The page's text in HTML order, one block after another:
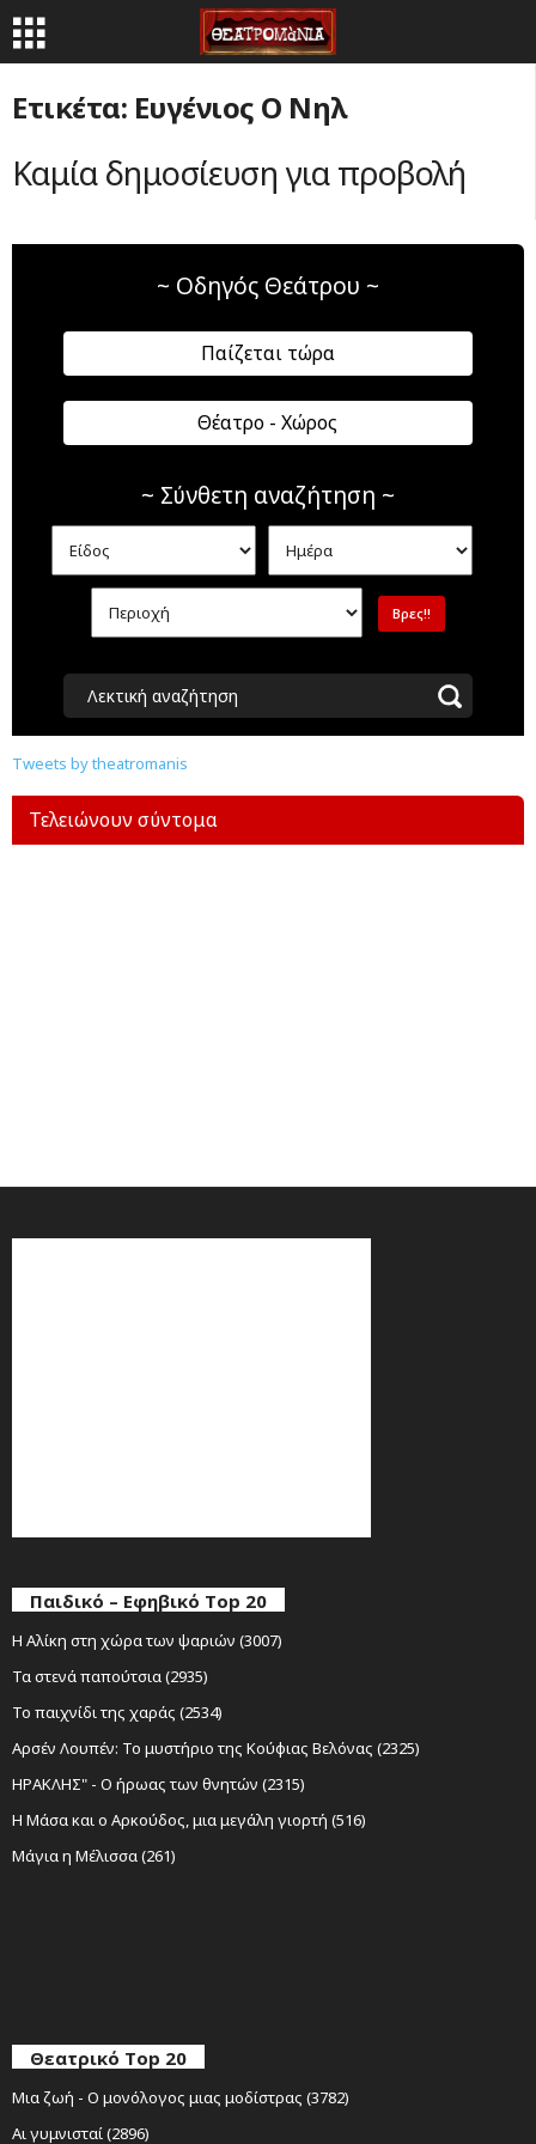
Ετικέτα: Ευγένιος Ο Νηλ
Καμία δημοσίευση για προβολή
~ Οδηγός Θεάτρου ~
Παίζεται τώρα
Θέατρο - Χώρος
~ Σύνθετη αναζήτηση ~
Λεκτική αναζήτηση
Tweets by theatromanis
Τελειώνουν σύντομα
Παιδικό – Εφηβικό Top 20
Η Αλίκη στη χώρα των ψαριών (3007)
Τα στενά παπούτσια (2935)
Το παιχνίδι της χαράς (2534)
Αρσέν Λουπέν: Το μυστήριο της Κούφιας Βελόνας (2325)
ΗΡΑΚΛΗΣ" - Ο ήρωας των θνητών (2315)
Η Μάσα και ο Αρκούδος, μια μεγάλη γιορτή (516)
Μάγια η Μέλισσα (261)
Θεατρικό Top 20
Μια ζωή - Ο μονόλογος μιας μοδίστρας (3782)
Αι γυμνισταί (2896)